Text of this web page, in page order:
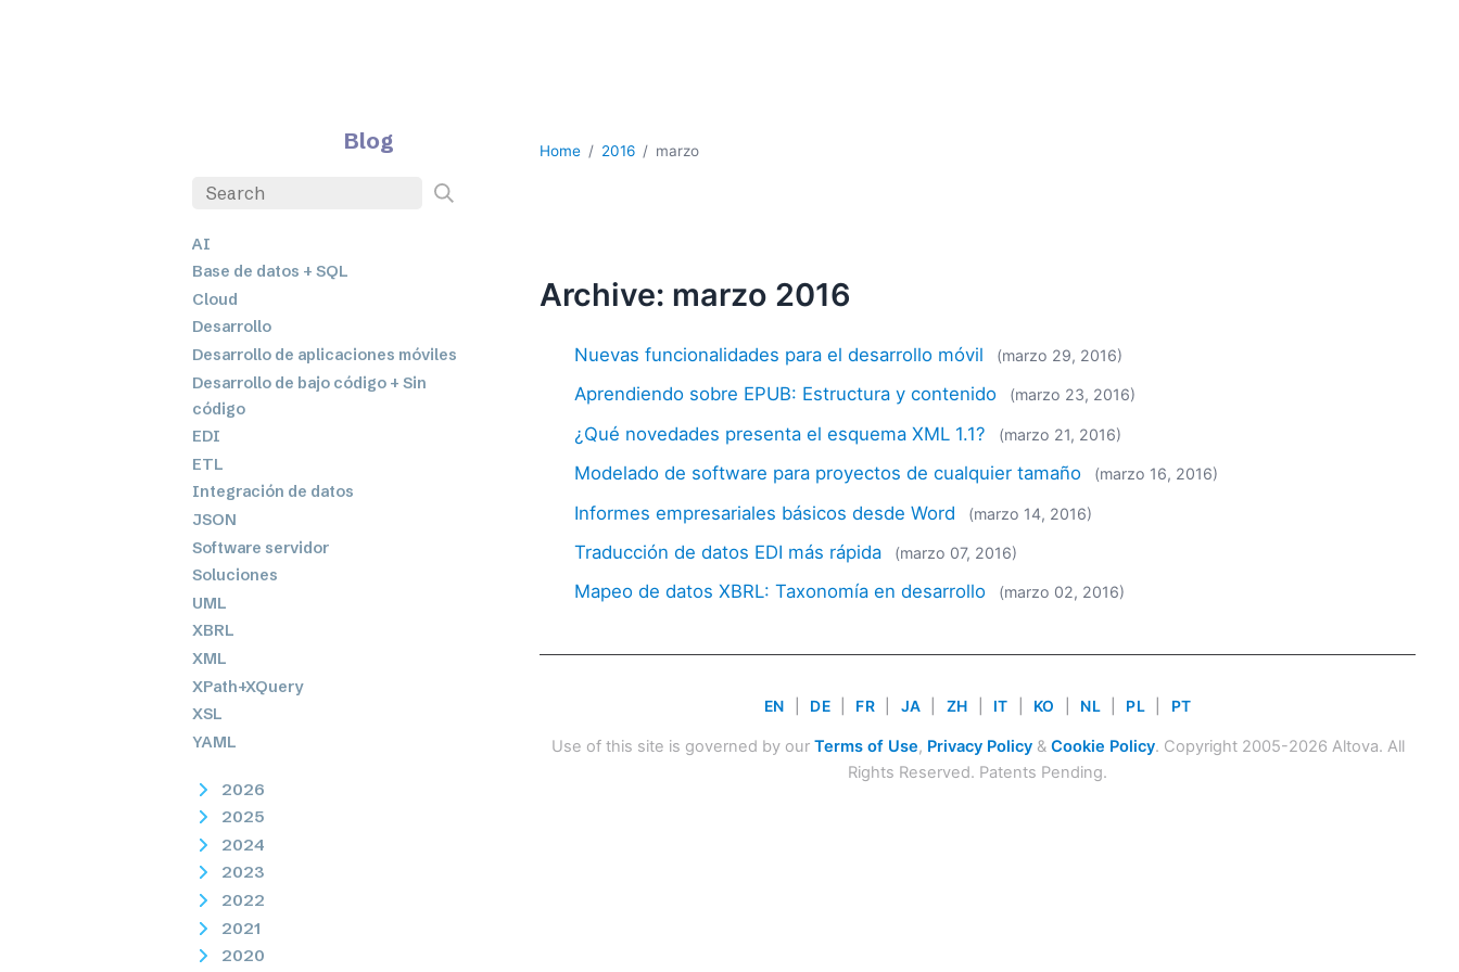
Blog
AI
Base de datos + SQL
Cloud
Desarrollo
Desarrollo de aplicaciones móviles
Desarrollo de bajo código + Sin
código
EDI
ETL
Integración de datos
JSON
Software servidor
Soluciones
UML
XBRL
XML
XPath+XQuery
XSL
YAML
2026
2025
2024
2023
2022
2021
2020
Home 2016 marzo
Archive: marzo 2016
Nuevas funcionalidades para el desarrollo móvil (marzo 29, 2016)
Aprendiendo sobre EPUB: Estructura y contenido (marzo 23, 2016)
¿Qué novedades presenta el esquema XML 1.1? (marzo 21, 2016)
Modelado de software para proyectos de cualquier tamaño (marzo 16, 2016)
Informes empresariales básicos desde Word (marzo 14, 2016)
Traducción de datos EDI más rápida (marzo 07, 2016)
Mapeo de datos XBRL: Taxonomía en desarrollo (marzo 02, 2016)
EN DE FR JA ZH IT KO NL PL PT
Use of this site is governed by our Terms of Use, Privacy Policy& Cookie Policy. Copyright 2005-2026 Altova. All
Rights Reserved. Patents Pending.